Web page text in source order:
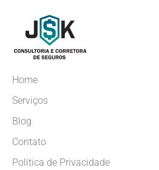
Home
Serviços
Blog
Contato
Política de Privacidade